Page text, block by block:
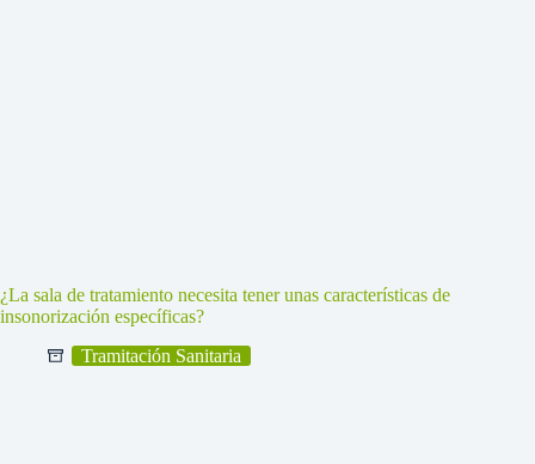
¿La sala de tratamiento necesita tener unas características de
insonorización específicas?
Tramitación Sanitaria